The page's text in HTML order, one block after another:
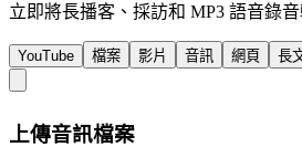
立即將長播客、採訪和 MP3 語音錄
YouTube 檔案 影片 音訊 網頁 長
上傳音訊檔案